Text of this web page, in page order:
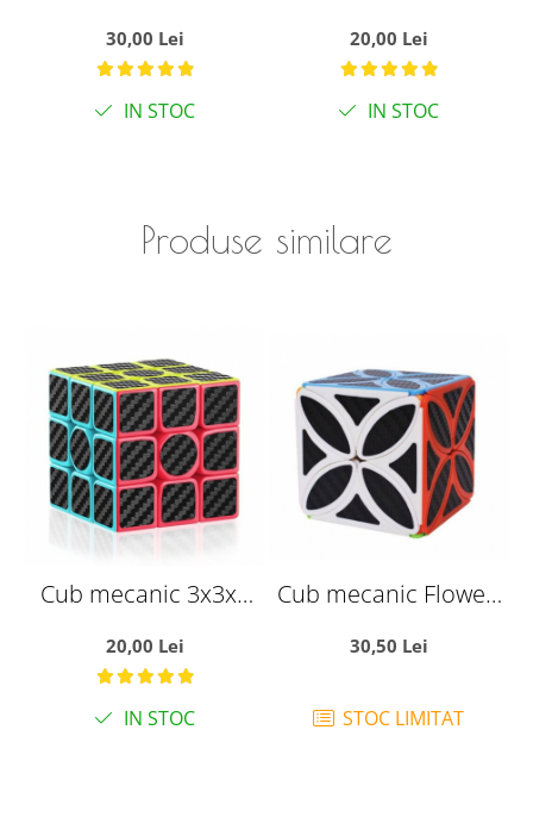
de viteza Speedcube
mecanic
30,00 Lei
IN STOC
Carbon, de viteza
Speedcube mecanic
20,00 Lei
IN STOC
Produse similare
Cub mecanic 3x3x3
Moyu, de viteza,
Speedcube
20,00 Lei
IN STOC
Cub mecanic Flower,
Speedcube
30,50 Lei
STOC LIMITAT